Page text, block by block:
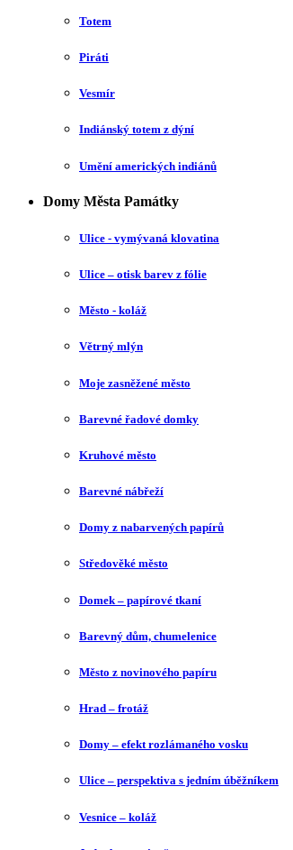
Totem
Piráti
Vesmír
Indiánský totem z dýní
Umění amerických indiánů
Domy Města Památky
Ulice - vymývaná klovatina
Ulice – otisk barev z fólie
Město - koláž
Větrný mlýn
Moje zasněžené město
Barevné řadové domky
Kruhové město
Barevné nábřeží
Domy z nabarvených papírů
Středověké město
Domek – papírové tkaní
Barevný dům, chumelenice
Město z novinového papíru
Hrad – frotáž
Domy – efekt rozlámaného vosku
Ulice – perspektiva s jedním úběžníkem
Vesnice – koláž